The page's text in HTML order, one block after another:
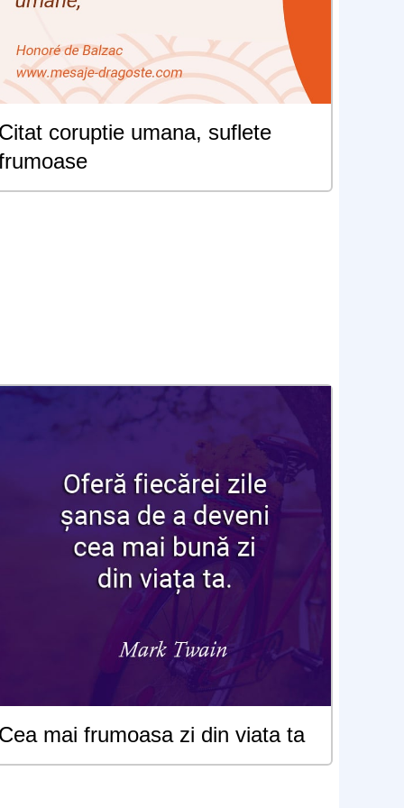
coruptie umana, suflete
mai frumoasa zi din viata ta